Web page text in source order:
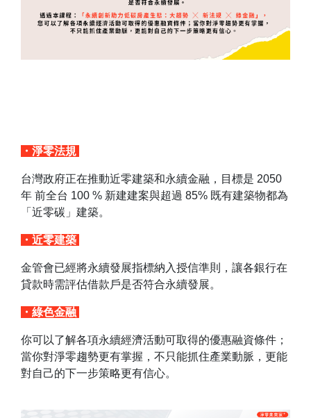
・淨零法規
台灣政府正在推動近零建築和永續金融，目標是 2050
年 前全台 100 % 新建建案與超過 85% 既有建築物都為
「近零碳」建築。
・近零建築
金管會已經將永續發展指標納入授信準則，讓各銀行在
貸款時需評估借款戶是否符合永續發展。
・綠色金融
你可以了解各項永續經濟活動可取得的優惠融資條件；
當你對淨零趨勢更有掌握，不只能抓住產業動脈，更能
對自己的下一步策略更有信心。